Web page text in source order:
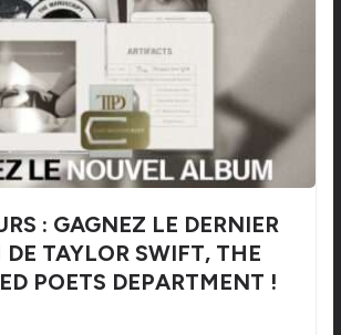
: GAGNEZ LE DERNIER
TAYLOR SWIFT, THE
POETS DEPARTMENT !